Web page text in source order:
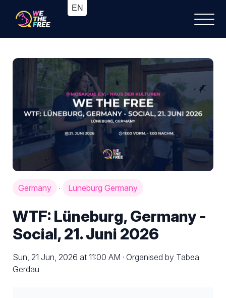
Germany · Luneburg Germany
WTF: Lüneburg, Germany -
Social, 21. Juni 2026
Sun, 21 Jun, 2026 at 11:00 AM · Organised by Tabea
Gerdau